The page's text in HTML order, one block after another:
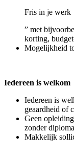
Fris in je werk
” met
korting,
Mogelijkheid
Iedereen is welkom
Iedereen is
geaardheid of
Geen
zonder
Makkelijk